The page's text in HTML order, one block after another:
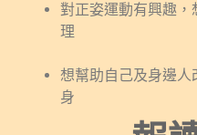
對正姿運動有興趣，
理​
想幫助自己及身邊
身